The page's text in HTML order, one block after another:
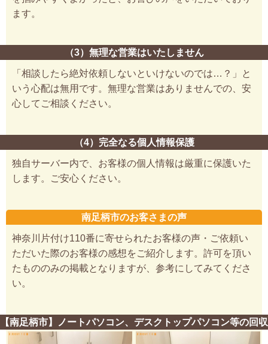
ます。
（3）無理な営業はいたしません
「相談したら絶対依頼しないといけないのでは…？」と
いう心配は無用です。無理な営業はありませんでの、安
心してご相談ください。
（4）完全なる個人情報保護
独自サーバー内で、お客様の個人情報は厳重に保護いた
します。ご安心ください。
南足柄市のお客さまの声
神奈川片付け110番に寄せられたお客様の声・ご依頼い
ただいた際のお客様の感想をご紹介します。許可を頂い
たもののみの掲載となりますが、参考にしてみてくださ
い。
【南足柄市】ノートパソコン、デスクトップパソコン等の回収